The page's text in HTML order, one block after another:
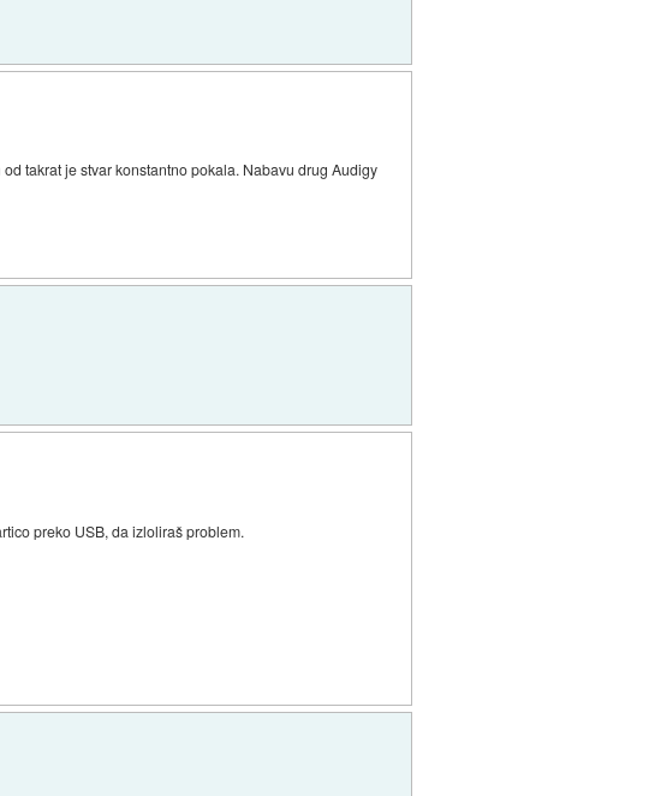
takrat je stvar konstantno pokala. Nabavu drug Audigy
preko USB, da izloliraš problem.